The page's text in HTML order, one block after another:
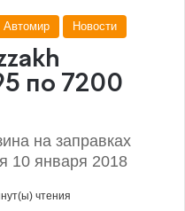
Автомир Новости
по 7200
на заправках
10 января 2018
чтения